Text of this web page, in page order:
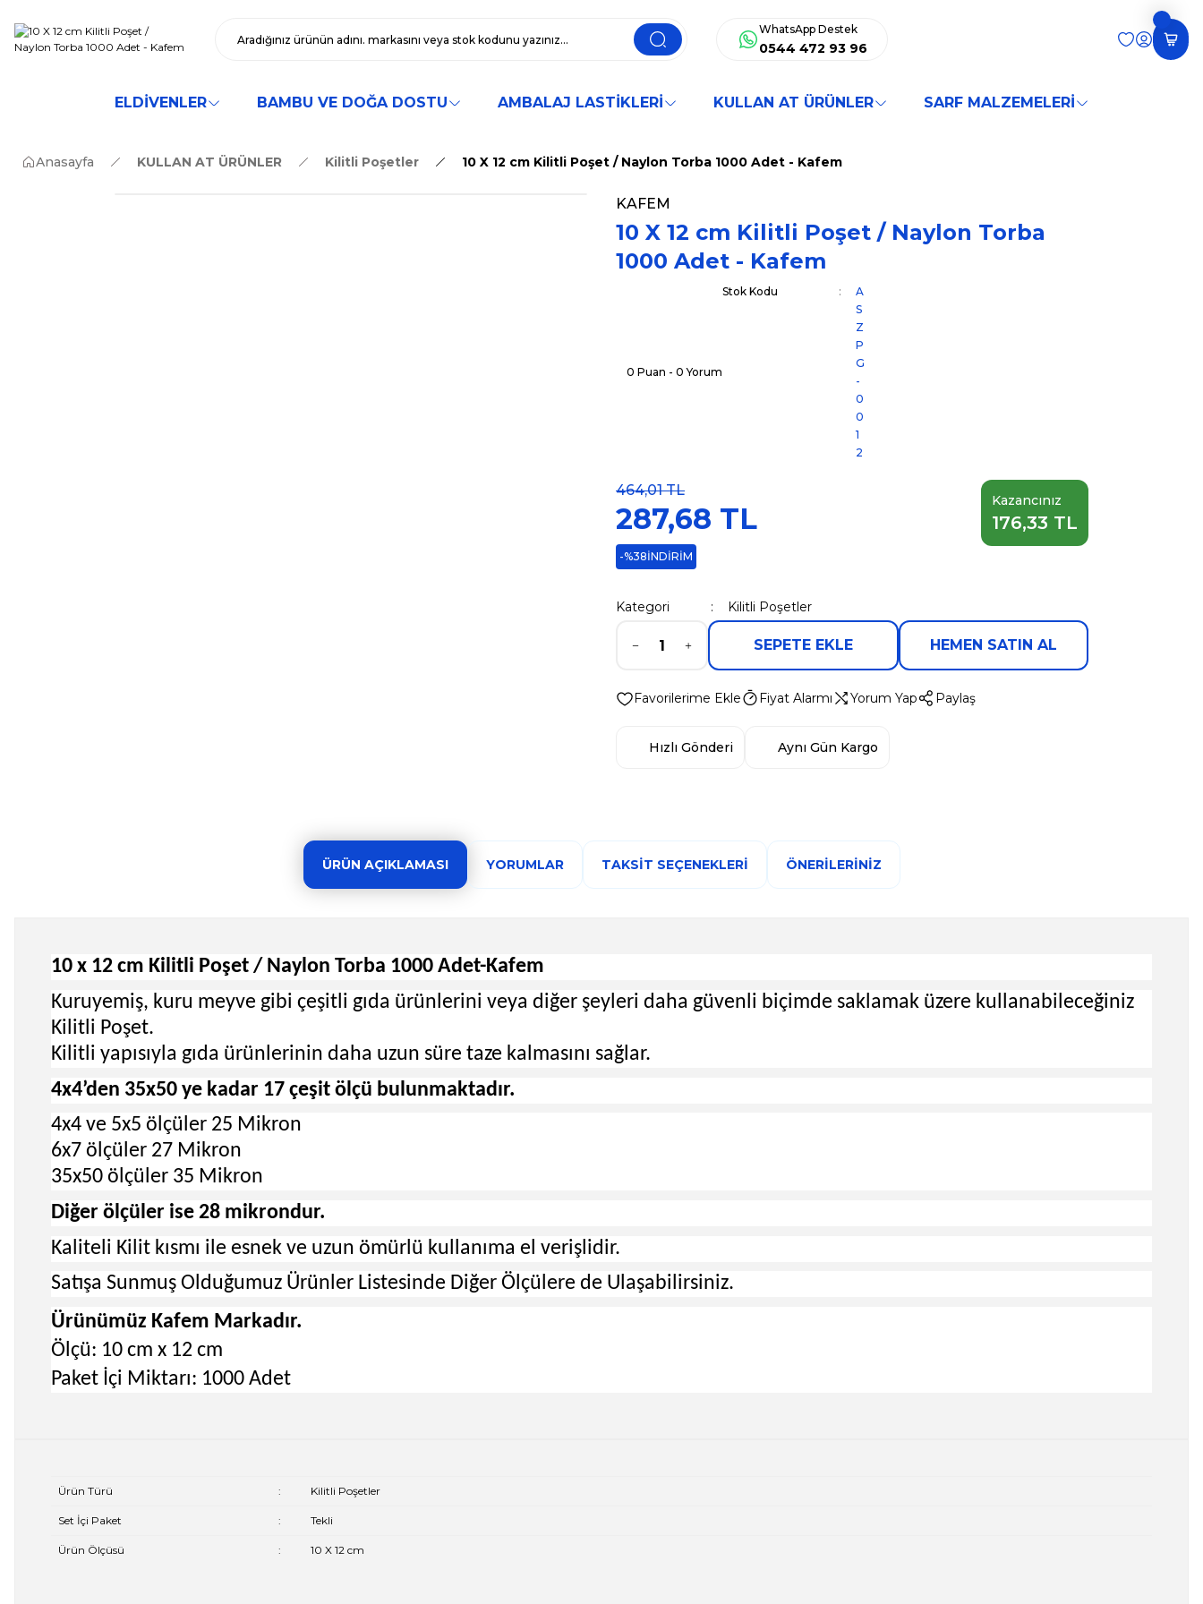
WhatsApp Destek
0544 472 93 96
ELDİVENLER BAMBU VE DOĞA DOSTU AMBALAJ LASTİKLERİ KULLAN AT ÜRÜNLER SARF MALZEMELERİ
Anasayfa KULLAN AT ÜRÜNLER Kilitli Poşetler 10 X 12 cm Kilitli Poşet / Naylon Torba 1000 Adet - Kafem
KAFEM
10 X 12 cm Kilitli Poşet / Naylon Torba
1000 Adet - Kafem
0 Puan - 0 Yorum
Stok Kodu
A
S
Z
P
G
-
0
0
1
2
464,01 TL
287,68 TL
-%38İNDİRİM
Kazancınız
176,33 TL
Kategori Kilitli Poşetler
SEPETE EKLE HEMEN SATIN AL
Fiyat Alarmı Yorum Yap Paylaş
Hızlı Gönderi Aynı Gün Kargo
ÜRÜN AÇIKLAMASI YORUMLAR TAKSIT SEÇENEKLERI ÖNERILERINIZ
10 x 12 cm Kilitli Poşet / Naylon Torba 1000 Adet-Kafem
Kuruyemiş, kuru meyve gibi çeşitli gıda ürünlerini veya diğer şeyleri daha güvenli biçimde saklamak üzere kullanabileceğiniz
Kilitli Poşet.
Kilitli yapısıyla gıda ürünlerinin daha uzun süre taze kalmasını sağlar.
4x4’den 35x50 ye kadar 17 çeşit ölçü bulunmaktadır.
4x4 ve 5x5 ölçüler 25 Mikron
6x7 ölçüler 27 Mikron
35x50 ölçüler 35 Mikron
Diğer ölçüler ise 28 mikrondur.
Kaliteli Kilit kısmı ile esnek ve uzun ömürlü kullanıma el verişlidir.
Satışa Sunmuş Olduğumuz Ürünler Listesinde Diğer Ölçülere de Ulaşabilirsiniz.
Ürünümüz Kafem Markadır.
Ölçü: 10 cm x 12 cm
Paket İçi Miktarı: 1000 Adet
Ürün Türü : Kilitli Poşetler
Set İçi Paket : Tekli
Ürün Ölçüsü : 10 X 12 cm